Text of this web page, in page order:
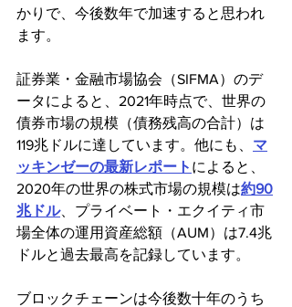
かりで、今後数年で加速すると思われ
ます。
証券業・金融市場協会（SIFMA）のデ
ータによると、2021年時点で、世界の
債券市場の規模（債務残高の合計）は
119兆ドルに達しています。他にも、 マ
ッキンゼーの最新レポート によると、
2020年の世界の株式市場の規模は約90
兆ドル、プライベート・エクイティ市
場全体の運用資産総額（AUM）は7.4兆
ドルと過去最高を記録しています。
ブロックチェーンは今後数十年のうち